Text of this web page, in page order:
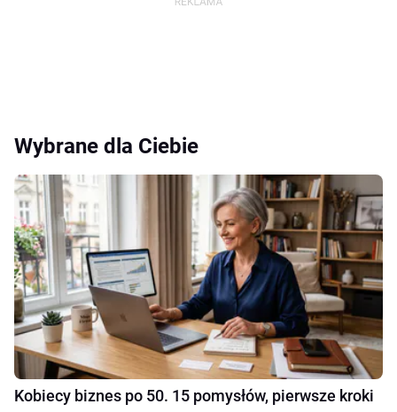
Wybrane dla Ciebie
Kobiecy biznes po 50. 15 pomysłów, pierwsze kroki